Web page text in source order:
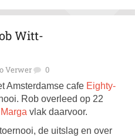
Witt-
Verwer 0
Amsterdamse cafe Eighty-
Rob overleed op 22
Marga vlak daarvoor.
de uitslag en over